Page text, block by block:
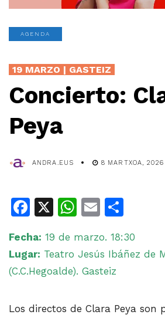
AGENDA
19 MARZO | GASTEIZ
Concierto:
Peya
ANDRA.EUS 8 MARTXOA, 2026
Facebook
X WhatsApp
Email
Fecha: 19 de marzo. 18:30
Lugar: Teatro Jesús Ibáñez de
(C.C.Hegoalde). Gasteiz
Los directos de Clara Peya son